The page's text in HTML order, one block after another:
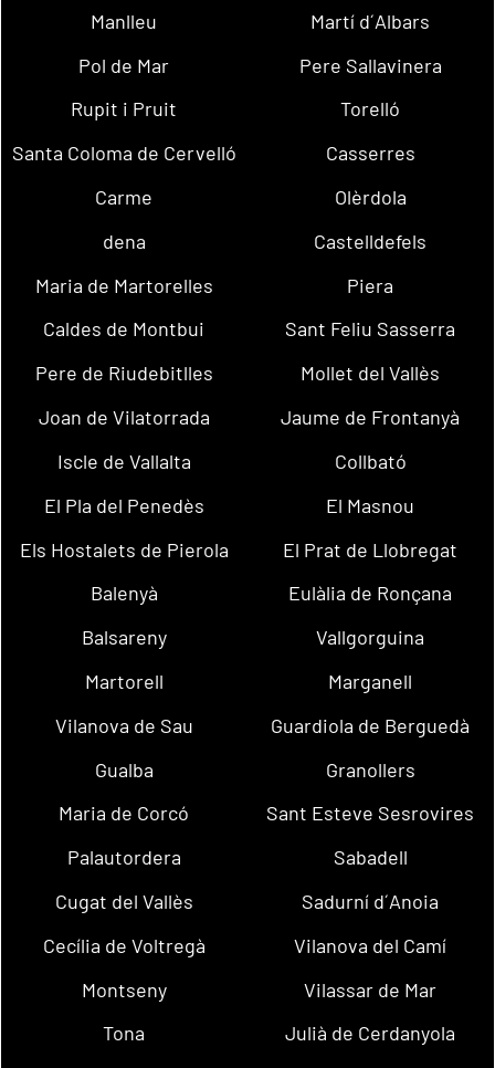
Manlleu
Martí d´Albars
Pol de Mar
Pere Sallavinera
Rupit i Pruit
Torelló
Santa Coloma de Cervelló
Casserres
Carme
Olèrdola
dena
Castelldefels
Maria de Martorelles
Piera
Caldes de Montbui
Sant Feliu Sasserra
Pere de Riudebitlles
Mollet del Vallès
Joan de Vilatorrada
Jaume de Frontanyà
Iscle de Vallalta
Collbató
El Pla del Penedès
El Masnou
Els Hostalets de Pierola
El Prat de Llobregat
Balenyà
Eulàlia de Ronçana
Balsareny
Vallgorguina
Martorell
Marganell
Vilanova de Sau
Guardiola de Berguedà
Gualba
Granollers
Maria de Corcó
Sant Esteve Sesrovires
Palautordera
Sabadell
Cugat del Vallès
Sadurní d´Anoia
Cecília de Voltregà
Vilanova del Camí
Montseny
Vilassar de Mar
Tona
Julià de Cerdanyola